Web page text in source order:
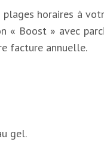
horaires à
« Boost » avec
facture annuelle.
gel.